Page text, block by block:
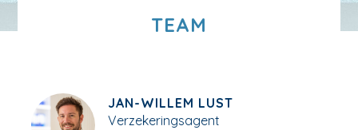
TEAM
JAN-WILLEM LUST
Verzekeringsagent